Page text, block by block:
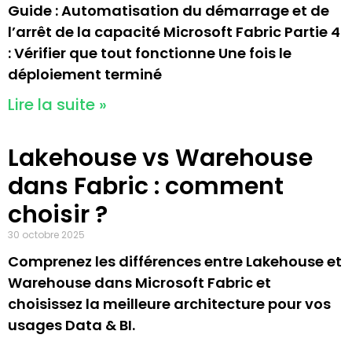
Guide : Automatisation du démarrage et de
l’arrêt de la capacité Microsoft Fabric Partie 4
: Vérifier que tout fonctionne Une fois le
déploiement terminé
Lire la suite »
Lakehouse vs Warehouse
dans Fabric : comment
choisir ?
30 octobre 2025
Comprenez les différences entre Lakehouse et
Warehouse dans Microsoft Fabric et
choisissez la meilleure architecture pour vos
usages Data & BI.